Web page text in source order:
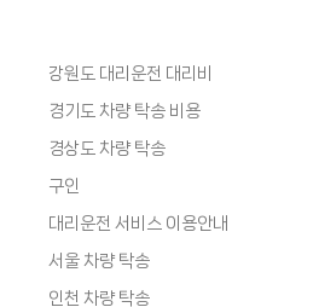
강원도 대리운전 대리비
경기도 차량 탁송 비용
경상도 차량 탁송
구인
대리운전 서비스 이용안내
서울 차량 탁송
인천 차량 탁송